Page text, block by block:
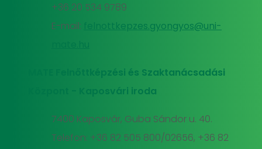
+36 20 534 9789
E-mail:
felnottkepzes.gyongyos@uni-
MATE Felnőttképzési és Szaktanácsadási
Központ - Kaposvári iroda
7400 Kaposvár, Guba Sándor u. 40.
Telefon: +36 82 505 800/02656, +36 82